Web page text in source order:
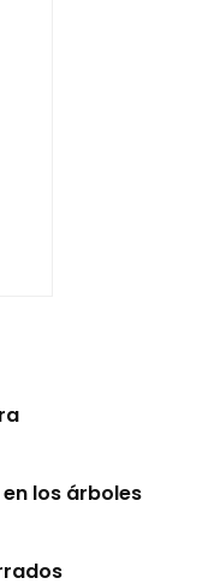
los árboles